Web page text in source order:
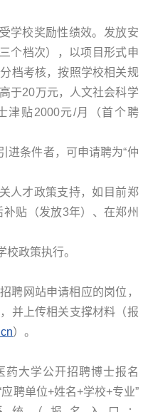
学校奖励性绩效。发放安
个档次），以项目形式申
档考核，按照学校相关规
于20万元，人文社会科学
津贴2000元/月（首个聘
进条件者，可申请聘为“仲
人才政策支持，如目前郑
贴（发放3年）、在郑州
校政策执行。
聘网站申请相应的岗位，
并上传相关支撑材料（报
）。
药大学公开招聘博士报名
聘单位+姓名+学校+专业”